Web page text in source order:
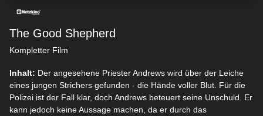
The Good Shepherd
Kompletter Film
Inhalt: Der angesehene Priester Andrews wird über der Leiche
eines jungen Strichers gefunden - die Hände voller Blut. Für die
Polizei ist der Fall klar, doch Andrews beteuert seine Unschuld. Er
kann jedoch keine Aussage machen, da er durch das